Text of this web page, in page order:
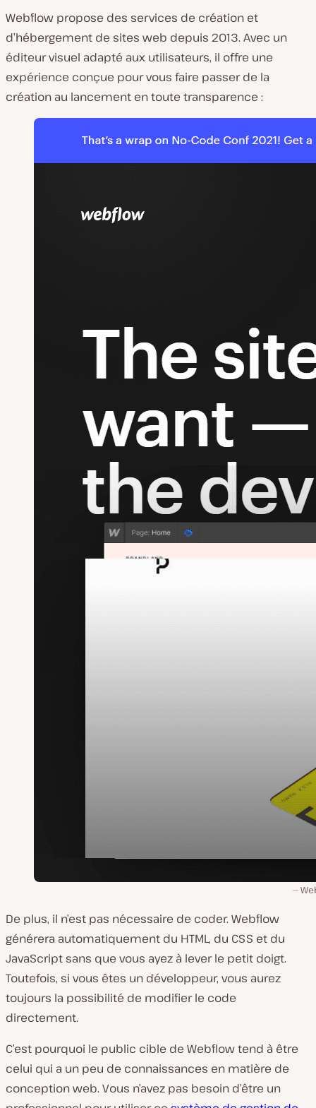
Webflow propose des services de création et
d’hébergement de sites web depuis 2013. Avec un
éditeur visuel adapté aux utilisateurs, il offre une
expérience conçue pour vous faire passer de la
création au lancement en toute transparence :
De plus, il n’est pas nécessaire de coder. Webflow
générera automatiquement du HTML, du CSS et du
JavaScript sans que vous ayez à lever le petit doigt.
Toutefois, si vous êtes un développeur, vous aurez
toujours la possibilité de modifier le code
directement.
C’est pourquoi le public cible de Webflow tend à être
celui qui a un peu de connaissances en matière de
conception web. Vous n’avez pas besoin d’être un